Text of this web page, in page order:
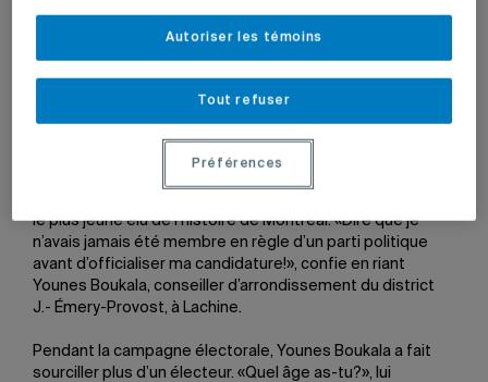
Younes Boukala est étudiant au baccalauréat en
science politique et conseiller d’arrondissement à
Photo: Patrick Sicotte
le plus jeune élu de l’histoire de Montréal. «Dire que je
n’avais jamais été membre en règle d’un parti politique
avant d’officialiser ma candidature!», confie en riant
Younes Boukala, conseiller d’arrondissement du district
J.- Émery-Provost, à Lachine.
Pendant la campagne électorale, Younes Boukala a fait
sourciller plus d’un électeur. «Quel âge as-tu?», lui
Tout refuser
Autoriser les témoins
Préférences